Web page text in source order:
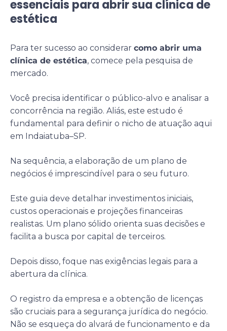
essenciais para abrir sua clínica de
estética
Para ter sucesso ao considerar como abrir uma
clínica de estética, comece pela pesquisa de
mercado.
Você precisa identificar o público-alvo e analisar a
concorrência na região. Aliás, este estudo é
fundamental para definir o nicho de atuação aqui
em Indaiatuba–SP.
Na sequência, a elaboração de um plano de
negócios é imprescindível para o seu futuro.
Este guia deve detalhar investimentos iniciais,
custos operacionais e projeções financeiras
realistas. Um plano sólido orienta suas decisões e
facilita a busca por capital de terceiros.
Depois disso, foque nas exigências legais para a
abertura da clínica.
O registro da empresa e a obtenção de licenças
são cruciais para a segurança jurídica do negócio.
Não se esqueça do alvará de funcionamento e da